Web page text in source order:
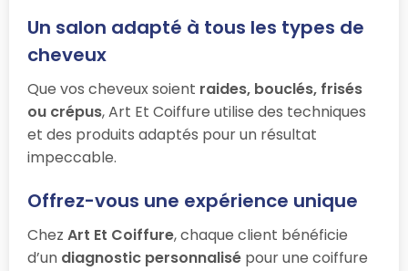
Un salon adapté à tous les types de
cheveux
Que vos cheveux soient raides, bouclés, frisés
ou crépus, Art Et Coiffure utilise des techniques
et des produits adaptés pour un résultat
impeccable.
Offrez-vous une expérience unique
Chez Art Et Coiffure, chaque client bénéficie
d’un diagnostic personnalisé pour une coiffure